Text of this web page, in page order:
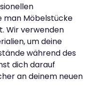
man Möbelstücke
Wir verwenden
um deine
während des
dich darauf
an deinem neuen